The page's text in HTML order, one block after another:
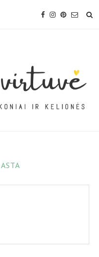
ASTA